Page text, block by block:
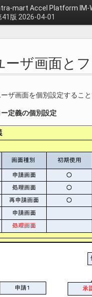
mart Accel Platform
41版 2026-04-01
ーザ画面と
ザ画面を個別設定するこ
定義の個別設定